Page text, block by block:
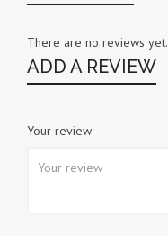
There are no reviews yet.
ADD A REVIEW
Your review